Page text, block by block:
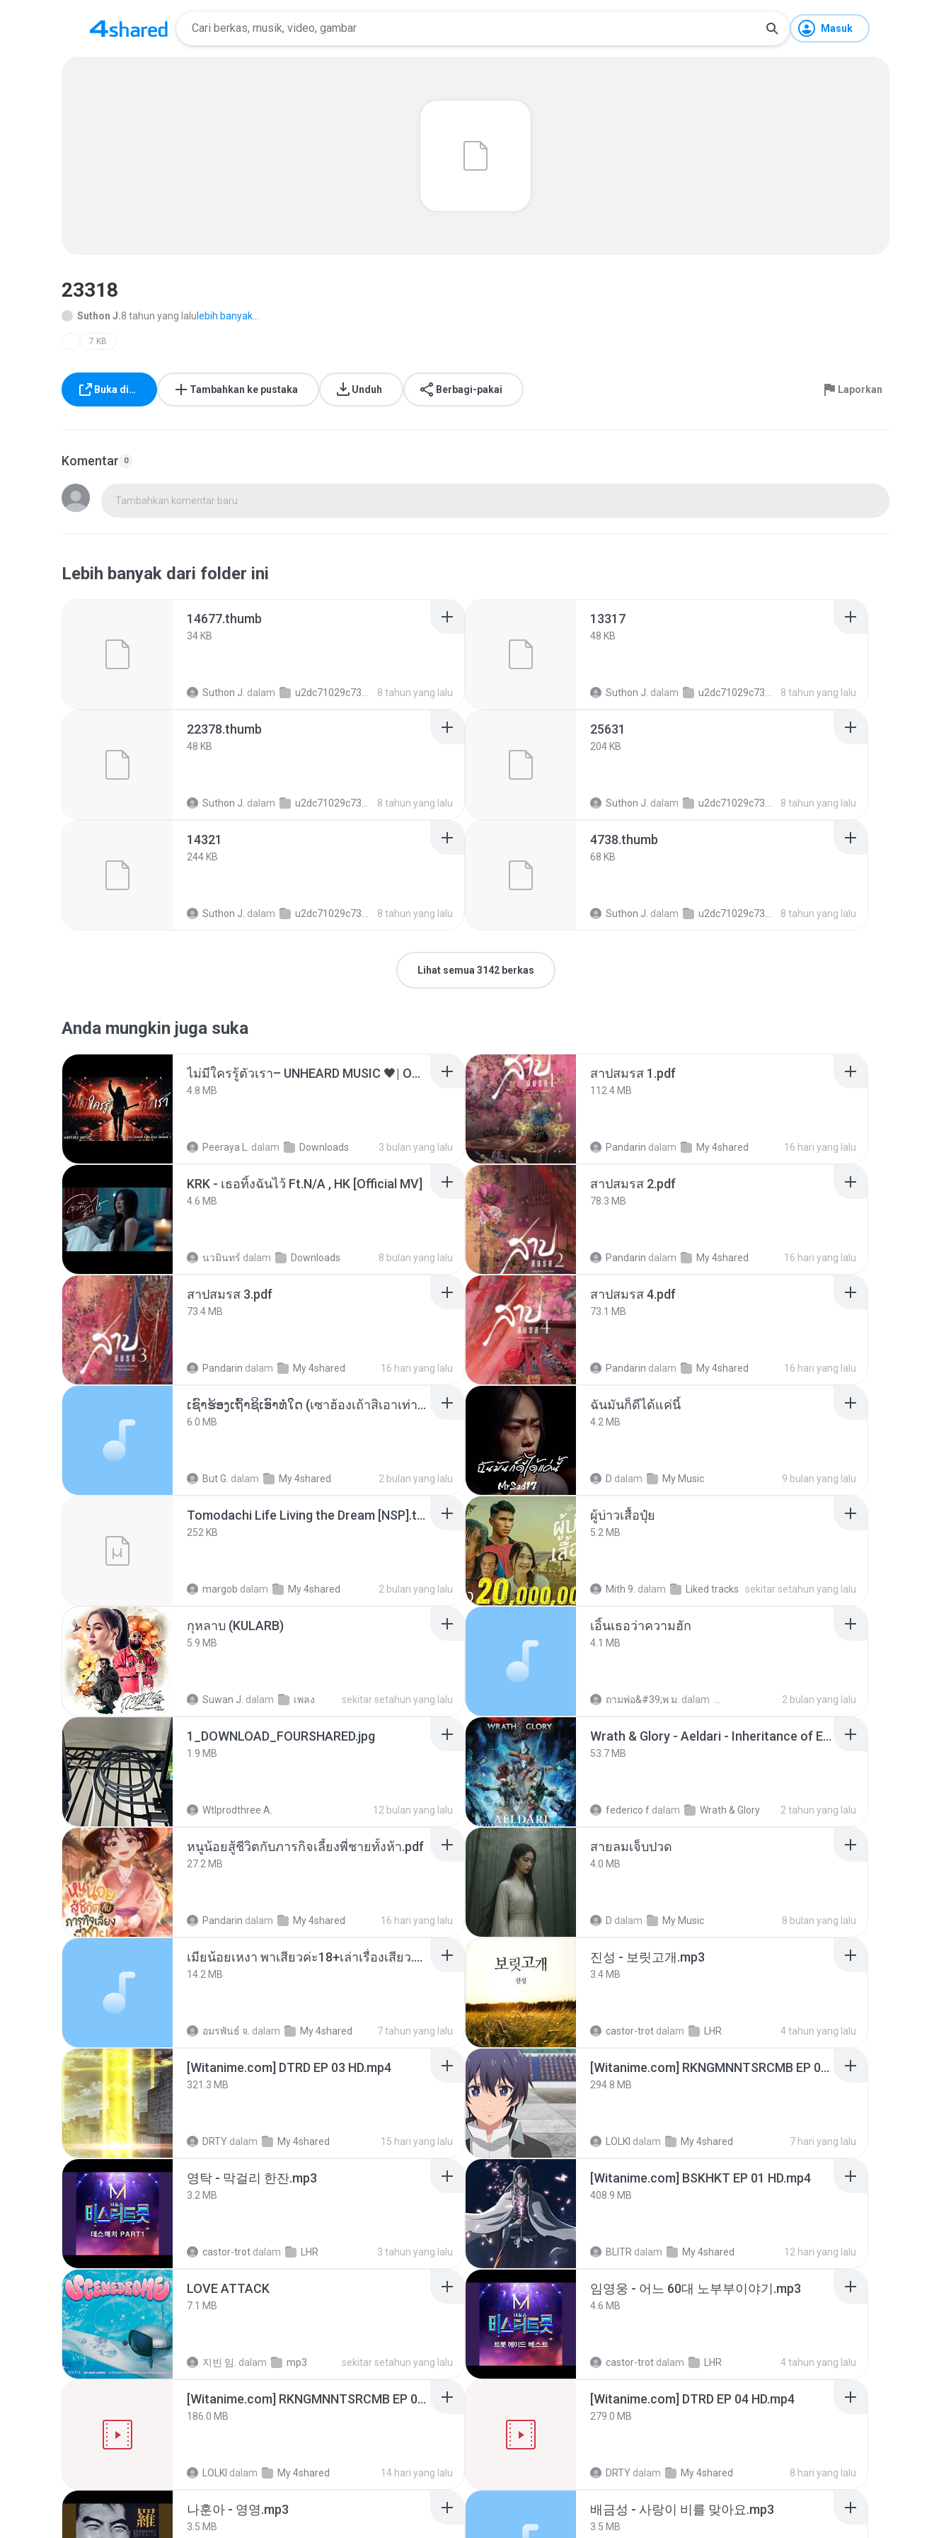
Masuk
23318
Suthon J.8 tahun yang lalu lebih banyak...
7 KB
Buka di… Tambahkan ke pustaka Unduh Berbagi-pakai Laporkan
Komentar 0
Tambahkan komentar baru
Lebih banyak dari folder ini
14677.thumb
34 KB
Suthon J. dalam u2dc71029c73ab05f3948321552b09ed1 8 tahun yang lalu
13317
48 KB
Suthon J. dalam u2dc71029c73ab05f3948321552b09ed1 8 tahun yang lalu
22378.thumb
48 KB
Suthon J. dalam u2dc71029c73ab05f3948321552b09ed1 8 tahun yang lalu
25631
204 KB
Suthon J. dalam u2dc71029c73ab05f3948321552b09ed1 8 tahun yang lalu
14321
244 KB
Suthon J. dalam u2dc71029c73ab05f3948321552b09ed1 8 tahun yang lalu
4738.thumb
68 KB
Suthon J. dalam u2dc71029c73ab05f3948321552b09ed1 8 tahun yang lalu
Lihat semua 3142 berkas
Anda mungkin juga suka
ไม่มีใครรู้ตัวเรา– UNHEARD MUSIC 🖤| Official Lyric Video | เพลงสู้ชีวิต
4.8 MB
Peeraya L. dalam Downloads 3 bulan yang lalu
สาปสมรส 1.pdf
112.4 MB
Pandarin dalam My 4shared 16 hari yang lalu
KRK - เธอทิ้งฉันไว้ Ft.N/A , HK [Official MV]
4.6 MB
นวมินทร์ dalam Downloads 8 bulan yang lalu
สาปสมรส 2.pdf
78.3 MB
Pandarin dalam My 4shared 16 hari yang lalu
สาปสมรส 3.pdf
73.4 MB
Pandarin dalam My 4shared 16 hari yang lalu
สาปสมรส 4.pdf
73.1 MB
Pandarin dalam My 4shared 16 hari yang lalu
ເຊົາຮ້ອງເຖົ້າຊິເອົາທໍ່ໃດ (เซาฮ้องเถ้าสิเอาเท่าใด) ບຸນເກີດ ຫນູຫ່ວງ ft. ໂສພາ ຈຸນທະລາ
6.0 MB
But G. dalam My 4shared 2 bulan yang lalu
ฉันมันก็ดีได้แค่นี้
4.2 MB
D dalam My Music 9 bulan yang lalu
Tomodachi Life Living the Dream [NSP].torrent
252 KB
margob dalam My 4shared 2 bulan yang lalu
ผู้บ่าวเสื้อปุ๋ย
5.2 MB
Mith 9. dalam Liked tracks sekitar setahun yang lalu
กุหลาบ (KULARB)
5.9 MB
Suwan J. dalam เพลง sekitar setahun yang lalu
เอิ้นเธอว่าความฮัก
4.1 MB
ถามพ่อ&#39;พ ม. dalam 2 bulan yang lalu
1_DOWNLOAD_FOURSHARED.jpg
1.9 MB
Wtlprodthree A. 12 bulan yang lalu
Wrath & Glory - Aeldari - Inheritance of Embers.pdf
53.7 MB
federico f dalam Wrath & Glory 2 tahun yang lalu
หนูน้อยสู้ชีวิตกับภารกิจเลี้ยงพี่ชายทั้งห้า.pdf
27.2 MB
Pandarin dalam My 4shared 16 hari yang lalu
สายลมเจ็บปวด
4.0 MB
D dalam My Music 8 bulan yang lalu
เมียน้อยเหงา พาเสียวค่ะ18+เล่าเรื่องเสียว.mp3
14.2 MB
อมรพันธ์ จ. dalam My 4shared 7 tahun yang lalu
진성 - 보릿고개.mp3
3.4 MB
castor-trot dalam LHR 4 tahun yang lalu
[Witanime.com] DTRD EP 03 HD.mp4
321.3 MB
DRTY dalam My 4shared 15 hari yang lalu
[Witanime.com] RKNGMNNTSRCMB EP 06 HD.mp4
294.8 MB
LOLKI dalam My 4shared 7 hari yang lalu
영탁 - 막걸리 한잔.mp3
3.2 MB
castor-trot dalam LHR 3 tahun yang lalu
[Witanime.com] BSKHKT EP 01 HD.mp4
408.9 MB
BLITR dalam My 4shared 12 hari yang lalu
LOVE ATTACK
7.1 MB
지빈 임. dalam mp3 sekitar setahun yang lalu
임영웅 - 어느 60대 노부부이야기.mp3
4.6 MB
castor-trot dalam LHR 4 tahun yang lalu
[Witanime.com] RKNGMNNTSRCMB EP 05 HD.mp4
186.0 MB
LOLKI dalam My 4shared 14 hari yang lalu
[Witanime.com] DTRD EP 04 HD.mp4
279.0 MB
DRTY dalam My 4shared 8 hari yang lalu
나훈아 - 영영.mp3
3.5 MB
배금성 - 사랑이 비를 맞아요.mp3
3.5 MB